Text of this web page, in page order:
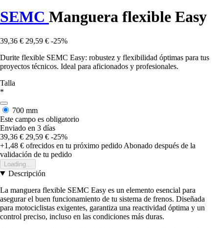
SEMC Manguera flexible Easy
39,36 € 29,59 € -25%
Durite flexible SEMC Easy: robustez y flexibilidad óptimas para tus
proyectos técnicos. Ideal para aficionados y profesionales.
Talla
*
700 mm
Este campo es obligatorio
Enviado en 3 días
39,36 € 29,59 € -25%
+1,48 € ofrecidos en tu próximo pedido Abonado después de la
validación de tu pedido
Loading...
Descripción
La manguera flexible SEMC Easy es un elemento esencial para
asegurar el buen funcionamiento de tu sistema de frenos. Diseñada
para motociclistas exigentes, garantiza una reactividad óptima y un
control preciso, incluso en las condiciones más duras.